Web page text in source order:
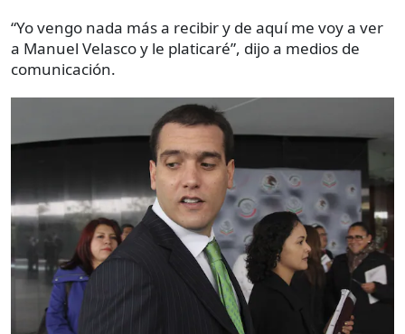
“Yo vengo nada más a recibir y de aquí me voy a ver
a Manuel Velasco y le platicaré”, dijo a medios de
comunicación.